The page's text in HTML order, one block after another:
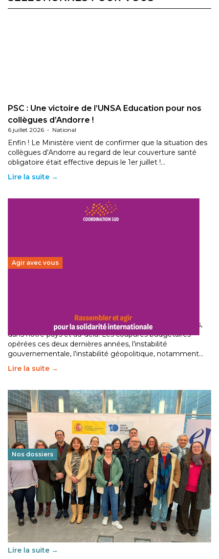
PSC : Une victoire de l’UNSA Education pour nos
collègues d’Andorre !
6 juillet 2026 - National
Enfin ! Le Ministère vient de confirmer que la situation des
collègues d’Andorre au regard de leur couverture santé
obligatoire était effective depuis le 1er juillet !…
Lire la suite →
Agir avec vous
Le secteur humanitaire connaît des difficultés profondes,
dans notre pays et au-delà. Les coupures budgétaires
opérées ces deux dernières années, l’instabilité
gouvernementale, l’instabilité géopolitique, notamment…
Lire la suite →
Nos dossiers
Éducation au vivre-ensemble : un échange croisé
franco-espagnol pour changer d’approche
29 juin 2026-National
Cette année, l'UNSA Éducation a mené un projet Erasmus
soutenu par l'union Européenne et centré sur l'éducation
au vivre-ensemble : quelles différences entre la France…
Lire la suite →